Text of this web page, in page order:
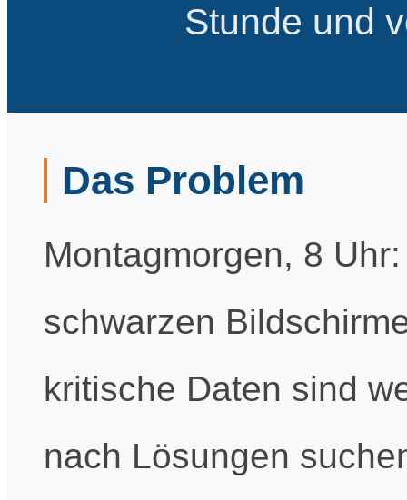
Stunde und
Das Problem
Montagmorgen, 8
schwarzen
kritische Daten sind
nach Lösungen